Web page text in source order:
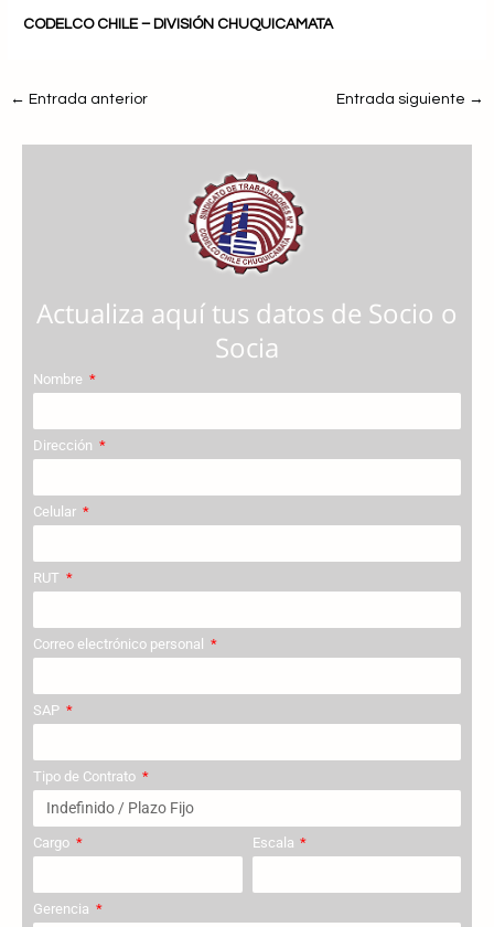
CODELCO CHILE – DIVISIÓN CHUQUICAMATA
← Entrada anterior Entrada siguiente →
Actualiza aquí tus datos de Socio o
Socia
Nombre
Dirección
Celular
RUT
Correo electrónico personal
SAP
Tipo de Contrato
Cargo Escala
Gerencia